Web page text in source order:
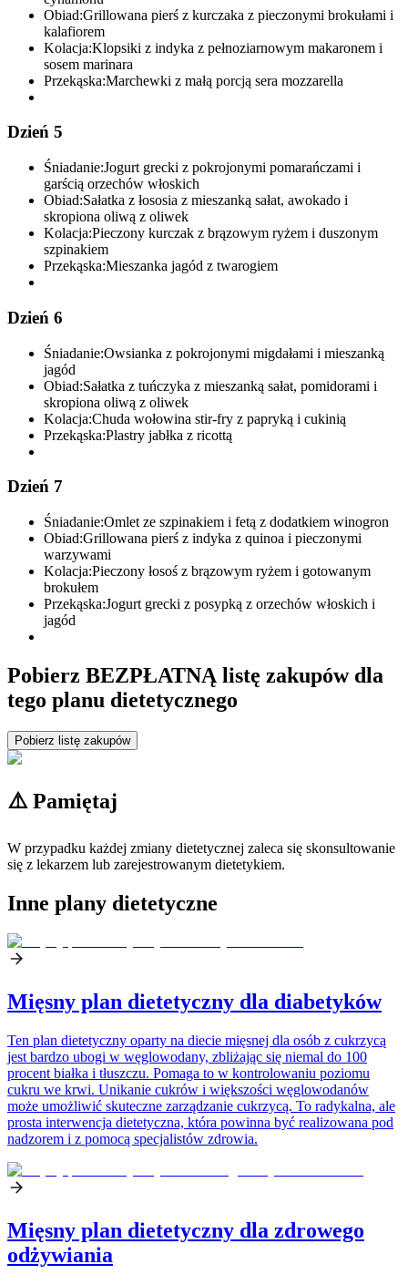
Obiad:Grillowana pierś z kurczaka z pieczonymi brokułami i
kalafiorem
Kolacja:Klopsiki z indyka z pełnoziarnowym makaronem i
sosem marinara
Przekąska:Marchewki z małą porcją sera mozzarella
Dzień 5
Śniadanie:Jogurt grecki z pokrojonymi pomarańczami i
garścią orzechów włoskich
Obiad:Sałatka z łososia z mieszanką sałat, awokado i
skropiona oliwą z oliwek
Kolacja:Pieczony kurczak z brązowym ryżem i duszonym
szpinakiem
Przekąska:Mieszanka jagód z twarogiem
Dzień 6
Śniadanie:Owsianka z pokrojonymi migdałami i mieszanką
jagód
Obiad:Sałatka z tuńczyka z mieszanką sałat, pomidorami i
skropiona oliwą z oliwek
Kolacja:Chuda wołowina stir-fry z papryką i cukinią
Przekąska:Plastry jabłka z ricottą
Dzień 7
Śniadanie:Omlet ze szpinakiem i fetą z dodatkiem winogron
Obiad:Grillowana pierś z indyka z quinoa i pieczonymi
warzywami
Kolacja:Pieczony łosoś z brązowym ryżem i gotowanym
brokułem
Przekąska:Jogurt grecki z posypką z orzechów włoskich i
jagód
Pobierz BEZPŁATNĄ listę zakupów dla
tego planu dietetycznego
Pobierz listę zakupów
⚠️ Pamiętaj
W przypadku każdej zmiany dietetycznej zaleca się skonsultowanie
się z lekarzem lub zarejestrowanym dietetykiem.
Inne plany dietetyczne
Mięsny plan dietetyczny dla diabetyków
Ten plan dietetyczny oparty na diecie mięsnej dla osób z cukrzycą
jest bardzo ubogi w węglowodany, zbliżając się niemal do 100
procent białka i tłuszczu. Pomaga to w kontrolowaniu poziomu
cukru we krwi. Unikanie cukrów i większości węglowodanów
może umożliwić skuteczne zarządzanie cukrzycą. To radykalna, ale
prosta interwencja dietetyczna, która powinna być realizowana pod
nadzorem i z pomocą specjalistów zdrowia.
Mięsny plan dietetyczny dla zdrowego
odżywiania